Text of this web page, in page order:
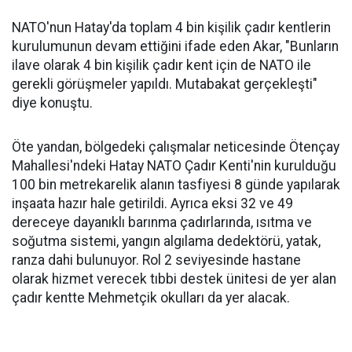
NATO'nun Hatay'da toplam 4 bin kişilik çadır kentlerin
kurulumunun devam ettiğini ifade eden Akar, "Bunların
ilave olarak 4 bin kişilik çadır kent için de NATO ile
gerekli görüşmeler yapıldı. Mutabakat gerçekleşti"
diye konuştu.
Öte yandan, bölgedeki çalışmalar neticesinde Ötençay
Mahallesi'ndeki Hatay NATO Çadır Kenti'nin kurulduğu
100 bin metrekarelik alanın tasfiyesi 8 günde yapılarak
inşaata hazır hale getirildi. Ayrıca eksi 32 ve 49
dereceye dayanıklı barınma çadırlarında, ısıtma ve
soğutma sistemi, yangın algılama dedektörü, yatak,
ranza dahi bulunuyor. Rol 2 seviyesinde hastane
olarak hizmet verecek tıbbi destek ünitesi de yer alan
çadır kentte Mehmetçik okulları da yer alacak.